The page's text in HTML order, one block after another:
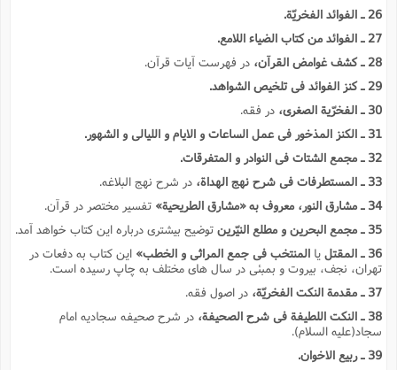
26 ـ الفوائد الفخریّة.
27 ـ الفوائد من کتاب الضیاء اللامع.
28 ـ کشف غوامض القرآن،
در فهرست آیات قرآن.
29 ـ کنز الفوائد فى تلخیص الشواهد.
30 ـ الفخرّیة الصغرى،
در فقه.
31 ـ الکنز المذخور فى عمل الساعات و الایام و اللیالى و الشهور.
32 ـ مجمع الشتات فى النوادر و المتفرقات.
33 ـ المستطرفات فى شرح نهج الهداة،
در شرح نهج البلاغه.
34 ـ مشارق النور، معروف به «مشارق الطریحیة»
تفسیر مختصر در قرآن.
35 ـ مجمع البحرین و مطلع النیّرین
توضیح بیشترى درباره این کتاب خواهد آمد.
36 ـ المقتل
یاالمنتخب فى جمع المراثى و الخطب»این کتاب به دفعات در
تهران، نجف، بیروت و بمبئى در سال هاى مختلف به چاپ رسیده است.
37 ـ مقدمة النکت الفخریّة،
در اصول فقه.
38 ـ النکت اللطیفة فى شرح الصحیفة،
در شرح صحیفه سجادیه امام
سجاد(علیه السلام).
39 ـ ربیع الاخوان.